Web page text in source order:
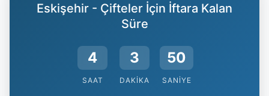
Eskişehir - Çifteler İçin İftara Kalan
Süre
4
SAAT
3
DAKIKA
49
SANIYE